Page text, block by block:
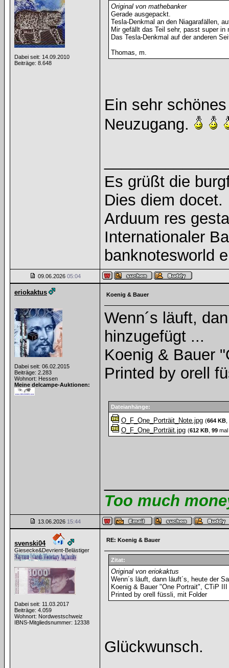
Dabei seit: 14.09.2010
Beiträge: 8.648
Original von mathebanker
Gerade ausgepackt.
Tesla-Denkmal an den Niagarafällen,
Mir gefällt das Teil sehr, passt super in
Das Tesla-Denkmal auf der anderen
Thomas, m.
Ein sehr
Neuzugang.
Es grüßt die
Dies diem docet.
Arduum res
Internationaler
banknotesworld
09.06.2026 05:04
eriokaktus
Dabei seit: 06.02.2015
Beiträge: 2.283
Wohnort: Hessen
Meine delcampe-Auktionen:
Koenig & Bauer
Wenn´s läuft,
hinzugefügt ...
Koenig & Bauer
Printed by orell
Dateianhänge:
O_F_One_Porträit_Note.jpg (664 KB,
O_F_One_Porträit.jpg (612 KB, 99mal
Too much
13.06.2026 15:44
svenski04
Giesecke&Devrient-Belästiger
Dabei seit: 11.03.2017
Beiträge: 4.059
Wohnort: Nordwestschweiz
IBNS-Mitgliedsnummer: 12338
RE: Koenig & Bauer
Zitat:
Original von eriokaktus
Wenn´s läuft, dann läuft´s, heute der
Koenig & Bauer "One Portrait", CTiP III
Printed by orell füssli, mit Folder
Glückwunsch.